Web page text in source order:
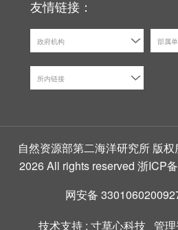
友情链接：
政府机构 部属
所内链接
自然资源部第二海洋研究所 版
2026 All rights reserved 浙ICP
网安备
技术支持 : 寸草心科技 管